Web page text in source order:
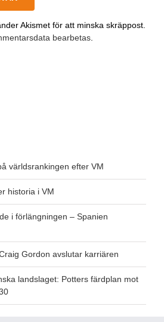
Akismet för att minska skräppost.
bearbetas
världsrankingen efter VM
historia i VM
i förlängningen – Spanien
Gordon avslutar karriären
landslaget: Potters färdplan mot